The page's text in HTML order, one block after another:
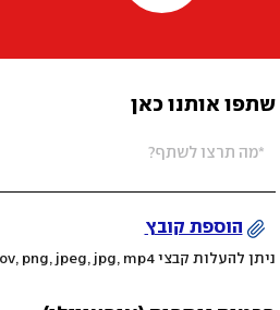
שתפו אותנו כאן
הוספת קובץ
ניתן להעלות קבצי mov, png, jpeg, jpg, mp4 עד 200MB